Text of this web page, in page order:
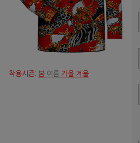
착용시즌: 봄 여름 가을 겨울